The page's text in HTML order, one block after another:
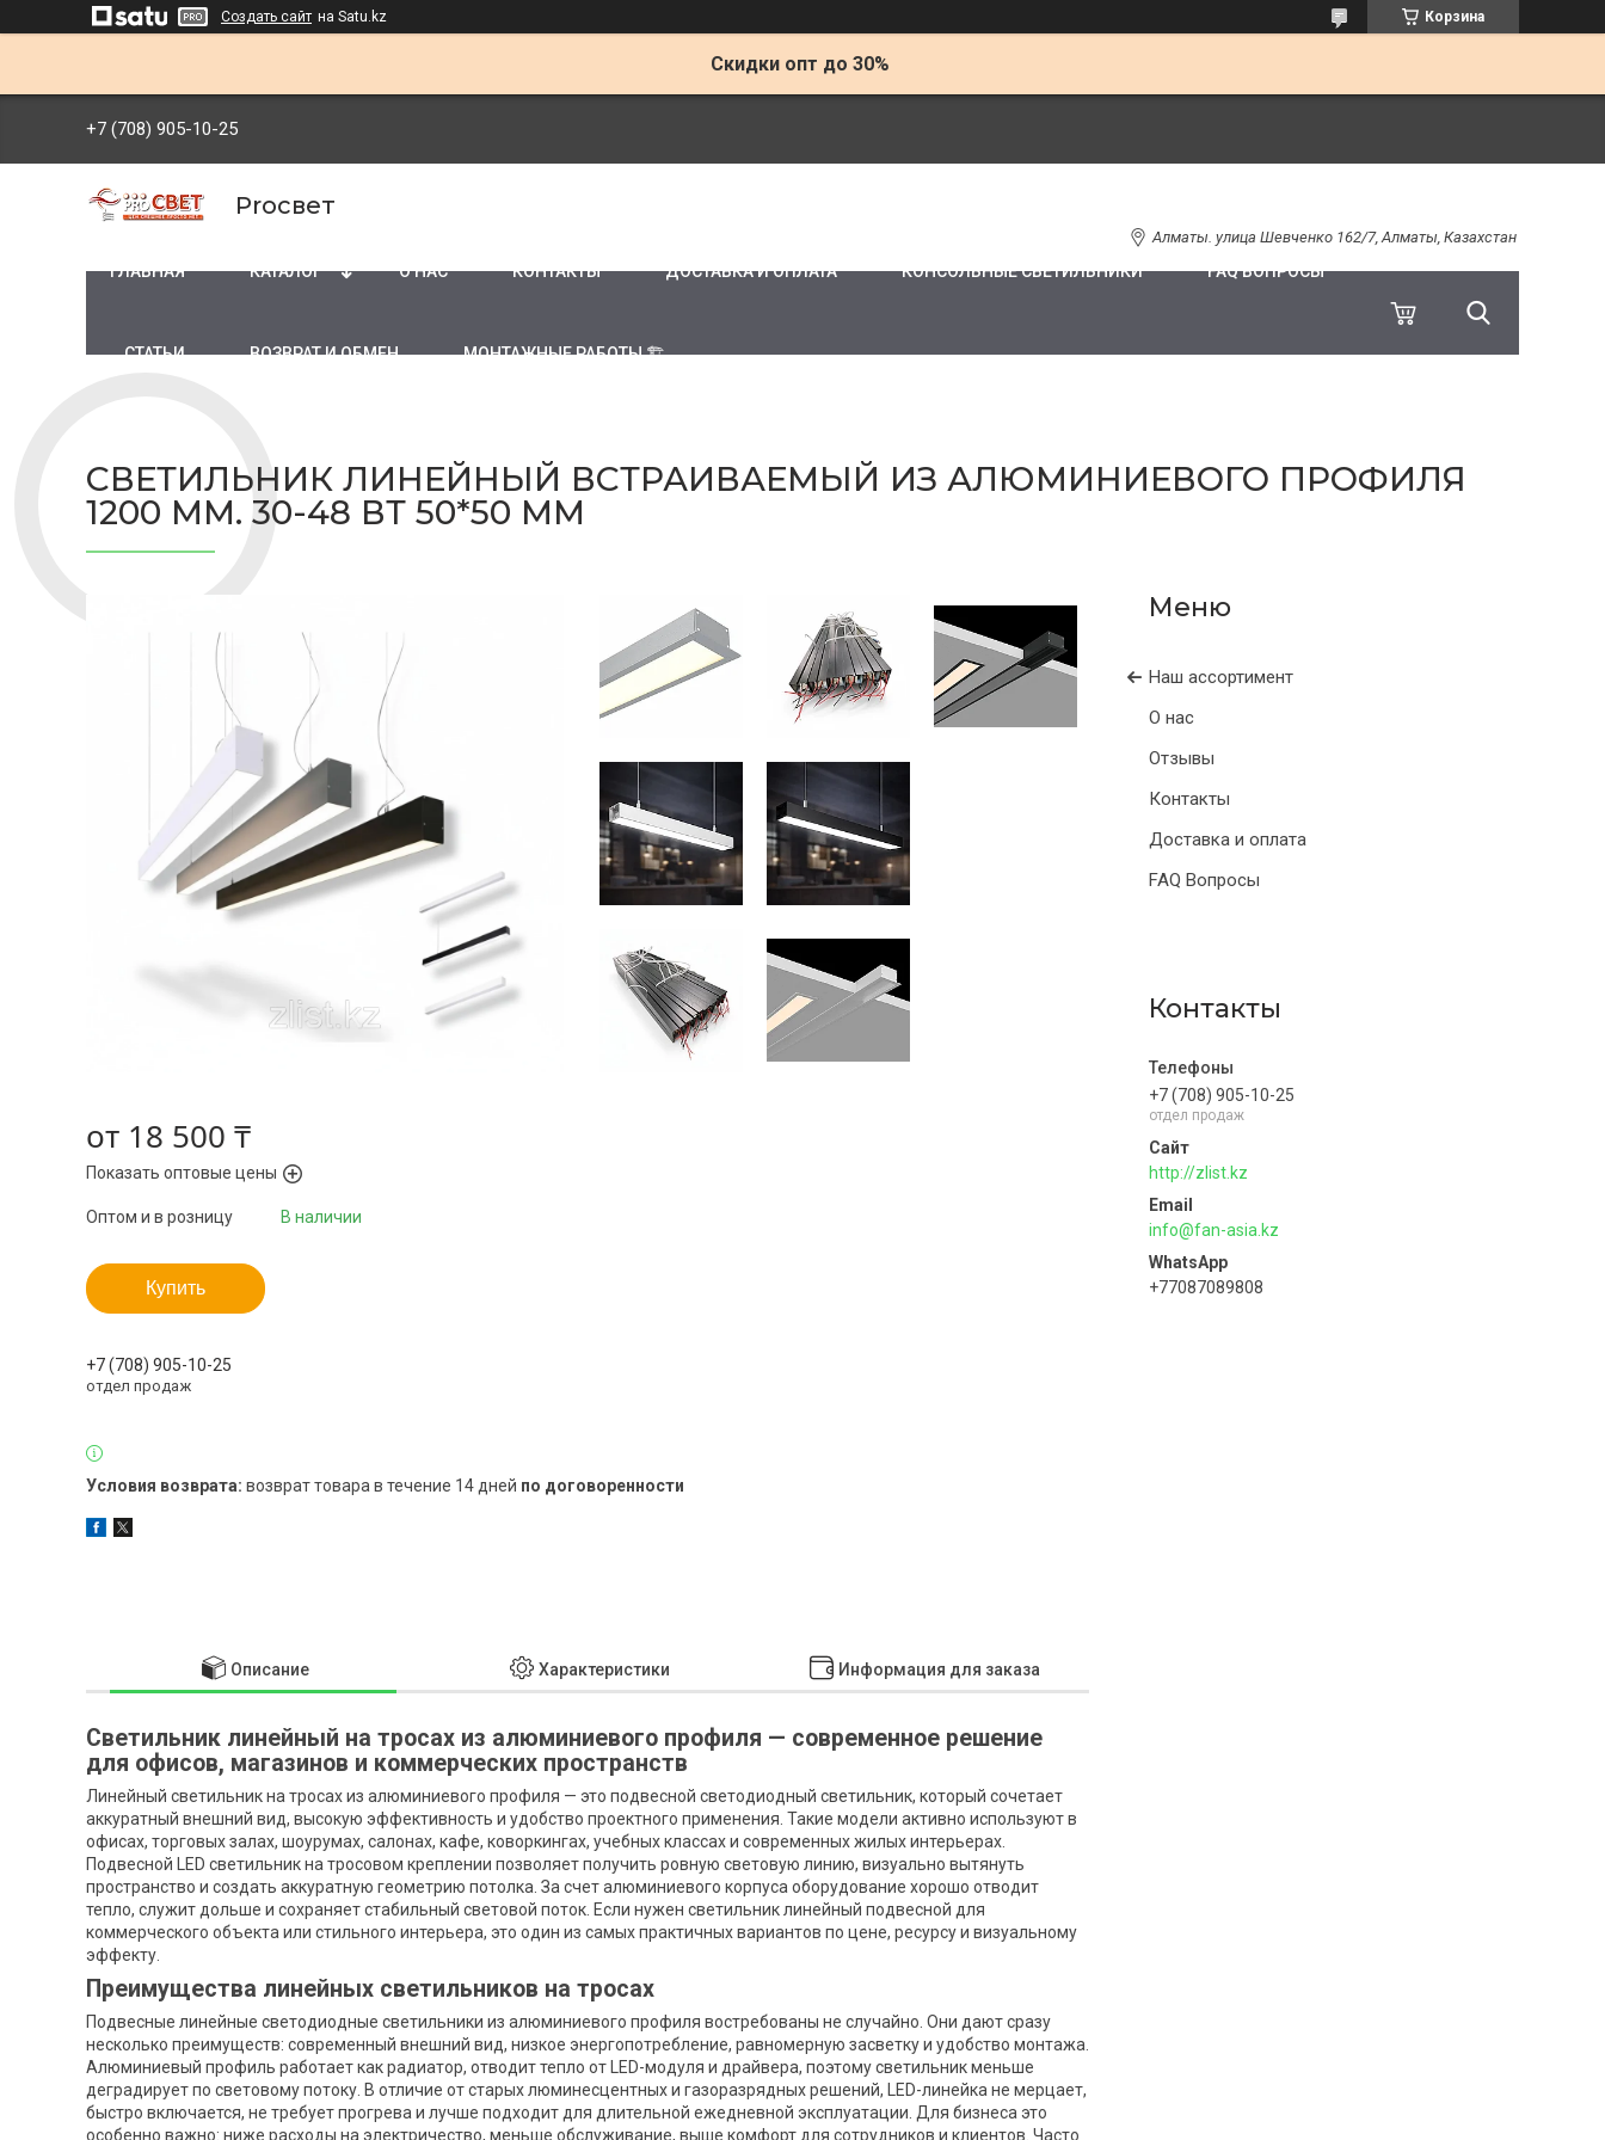
Создать сайт на Satu.kz Корзина
Скидки опт до 30%
+7 (708) 905-10-25
Proсвет
Алматы. улица Шевченко 162/7, Алматы, Казахстан
ГЛАВНАЯ КАТАЛОГ О НАС КОНТАКТЫ ДОСТАВКА И ОПЛАТА КОНСОЛЬНЫЕ СВЕТИЛЬНИКИ FAQ ВОПРОСЫ
СТАТЬИ ВОЗВРАТ И ОБМЕН МОНТАЖНЫЕ РАБОТЫ 🏗
СВЕТИЛЬНИК ЛИНЕЙНЫЙ ВСТРАИВАЕМЫЙ ИЗ АЛЮМИНИЕВОГО ПРОФИЛЯ
1200 ММ. 30-48 ВТ 50*50 ММ
Наш ассортимент
О нас
Отзывы
Контакты
Доставка и оплата
FAQ Вопросы
Контакты
+7 (708) 905-10-25
отдел продаж
http://zlist.kz
info@fan-asia.kz
+77087089808
от 18 500 ₸
Показать оптовые цены
В наличии
Оптом и в розницу
Купить
+7 (708) 905-10-25
отдел продаж
возврат товара в течение 14 дней по договоренности
Описание Характеристики Информация для заказа
Светильник линейный на тросах из алюминиевого профиля — современное решение
для офисов, магазинов и коммерческих пространств
Линейный светильник на тросах из алюминиевого профиля — это подвесной светодиодный светильник, который сочетает
аккуратный внешний вид, высокую эффективность и удобство проектного применения. Такие модели активно используют в
офисах, торговых залах, шоурумах, салонах, кафе, коворкингах, учебных классах и современных жилых интерьерах.
Подвесной LED светильник на тросовом креплении позволяет получить ровную световую линию, визуально вытянуть
пространство и создать аккуратную геометрию потолка. За счет алюминиевого корпуса оборудование хорошо отводит
тепло, служит дольше и сохраняет стабильный световой поток. Если нужен светильник линейный подвесной для
коммерческого объекта или стильного интерьера, это один из самых практичных вариантов по цене, ресурсу и визуальному
эффекту.
Преимущества линейных светильников на тросах
Подвесные линейные светодиодные светильники из алюминиевого профиля востребованы не случайно. Они дают сразу
несколько преимуществ: современный внешний вид, низкое энергопотребление, равномерную засветку и удобство монтажа.
Алюминиевый профиль работает как радиатор, отводит тепло от LED-модуля и драйвера, поэтому светильник меньше
деградирует по световому потоку. В отличие от старых люминесцентных и газоразрядных решений, LED-линейка не мерцает,
быстро включается, не требует прогрева и лучше подходит для длительной ежедневной эксплуатации. Для бизнеса это
особенно важно: ниже расходы на электричество, меньше обслуживание, выше комфорт для сотрудников и клиентов. Часто